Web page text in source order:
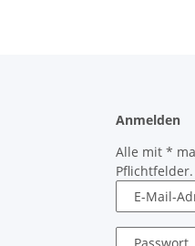
Anmelden
Alle mit *
Pflichtfelder.
E-Mail-